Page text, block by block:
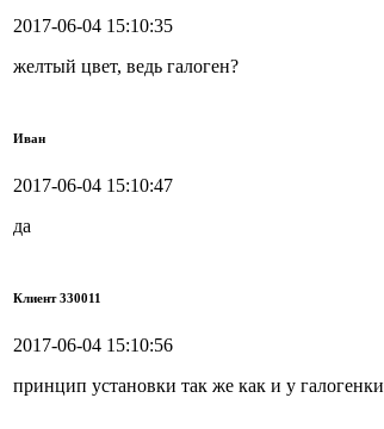
2017-06-04 15:10:35
желтый цвет, ведь галоген?
Иван
2017-06-04 15:10:47
да
Клиент 330011
2017-06-04 15:10:56
принцип установки так же как и у галогенки